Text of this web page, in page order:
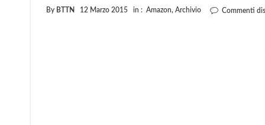
By BTTN 12 Marzo 2015 in : Amazon, Archivio Commenti